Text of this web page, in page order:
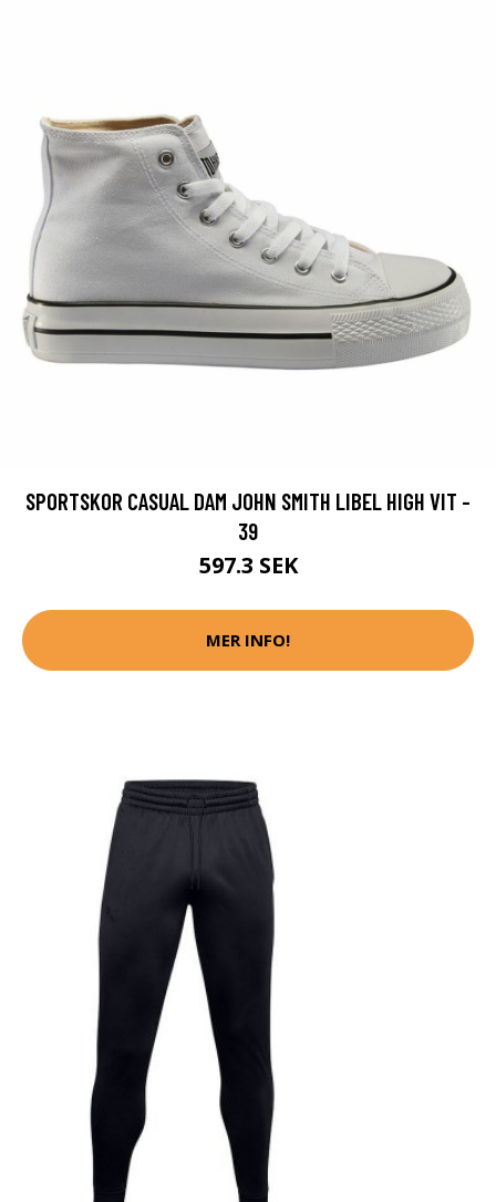
SPORTSKOR CASUAL DAM JOHN SMITH LIBEL HIGH VIT -
39
597.3 SEK
MER INFO!